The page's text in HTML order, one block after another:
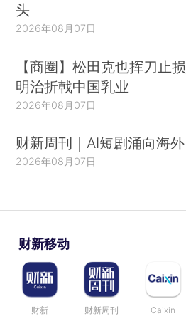
头
2026年08月07日
【商圈】松田克也挥刀止损
明治折戟中国乳业
2026年08月07日
财新周刊｜AI短剧涌向海外
2026年08月07日
财新移动
财新 财新周刊 Caixin